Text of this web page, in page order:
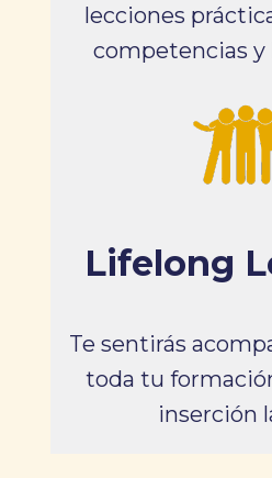
lecciones
competencias y
Lifelong
Te sentirás
toda tu
inserción